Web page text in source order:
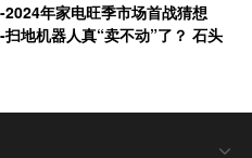
年家电旺季市场首战猜想
地机器人真“卖不动”了？ 石头